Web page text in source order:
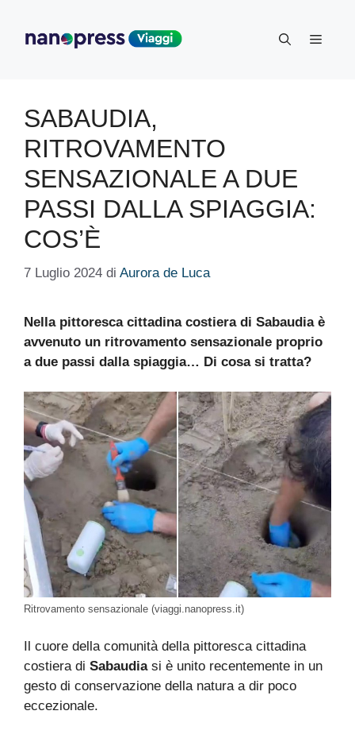
contenuto
Menu
SABAUDIA,
RITROVAMENTO
SENSAZIONALE A DUE
PASSI DALLA SPIAGGIA:
COS’È
7 Luglio 2024 di Aurora de Luca
Nella pittoresca cittadina costiera di Sabaudia è
avvenuto un ritrovamento sensazionale proprio
a due passi dalla spiaggia… Di cosa si tratta?
Ritrovamento sensazionale (viaggi.nanopress.it)
Il cuore della comunità della pittoresca cittadina
costiera di Sabaudiasi è unito recentemente in un
gesto di conservazione della natura a dir poco
eccezionale.